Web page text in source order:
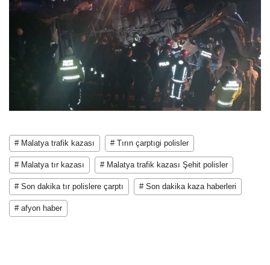
# Malatya trafik kazası # Tırın çarptıgi polisler
# Malatya tır kazası # Malatya trafik kazası Şehit polisler
# Son dakika tır polislere çarptı # Son dakika kaza haberleri
# afyon haber